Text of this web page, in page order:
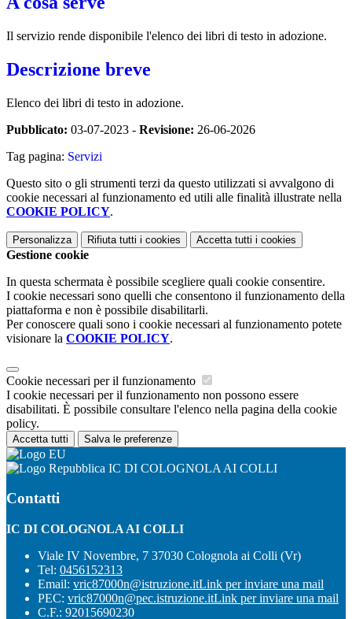
Il servizio rende disponibile l'elenco dei libri di testo in adozione.
Descrizione breve
Elenco dei libri di testo in adozione.
Pubblicato: 03-07-2023 - Revisione: 26-06-2026
Tag pagina: Servizi
Questo sito o gli strumenti terzi da questo utilizzati si avvalgono di
cookie necessari al funzionamento ed utili alle finalità illustrate nella
COOKIE POLICY.
Personalizza Rifiuta tutti i cookies Accetta tutti i cookies
Gestione cookie
In questa schermata è possibile scegliere quali cookie consentire.
I cookie necessari sono quelli che consentono il funzionamento della
piattaforma e non è possibile disabilitarli.
Per conoscere quali sono i cookie necessari al funzionamento potete
visionare la COOKIE POLICY.
Cookie necessari per il funzionamento
I cookie necessari per il funzionamento non possono essere
disabilitati. È possibile consultare l'elenco nella pagina della cookie
policy.
Accetta tutti Salva le preferenze
IC DI COLOGNOLA AI COLLI
Contatti
IC DI COLOGNOLA AI COLLI
Viale IV Novembre, 7 37030 Colognola ai Colli (Vr)
Tel: 0456152313
Email: vric87000n@istruzione.itLink per inviare una mail
PEC: vric87000n@pec.istruzione.itLink per inviare una mail
C.F.: 92015690230